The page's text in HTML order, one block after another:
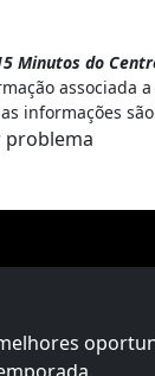
Minutos do
associada
as informações
problema